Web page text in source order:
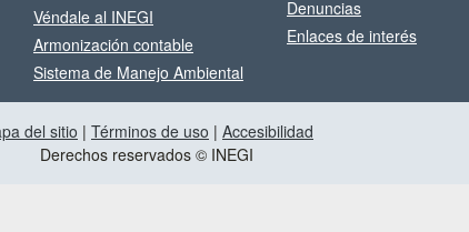
Véndale al INEGI
Armonización contable
Sistema de Manejo Ambiental
Denuncias
Enlaces de interés
del sitio | Términos de uso | Accesibilidad
Derechos reservados © INEGI